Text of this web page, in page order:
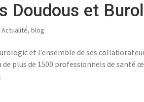
Doudous et
Actualité,blog
et l’ensemble de ses
de plus de 1500 professionnels de